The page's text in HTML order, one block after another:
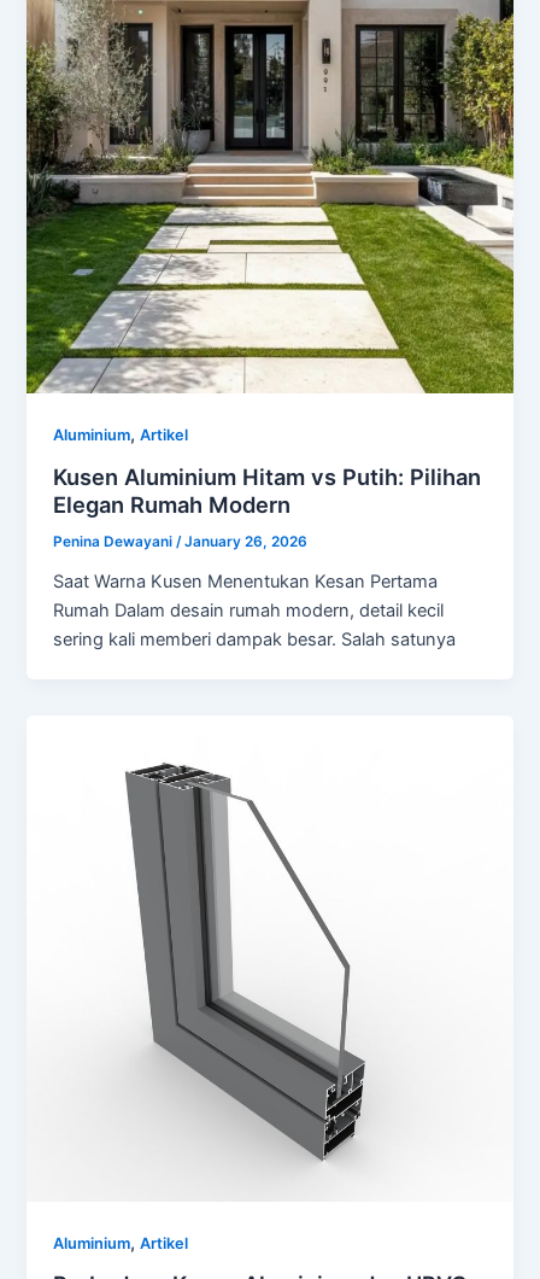
Aluminium,Artikel
Kusen Aluminium Hitam vs Putih: Pilihan
Elegan Rumah Modern
Penina Dewayani /January 26, 2026
Saat Warna Kusen Menentukan Kesan Pertama
Rumah Dalam desain rumah modern, detail kecil
sering kali memberi dampak besar. Salah satunya
Aluminium,Artikel